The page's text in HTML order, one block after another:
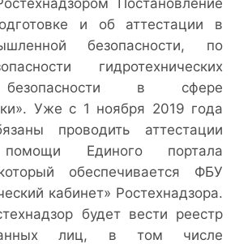
Постановление
и об аттестации в
безопасности, по
гидротехнических
безопасности в сфере
Уже с 1 ноября 2019 года
проводить аттестации
Единого портала
обеспечивается ФБУ
кабинет» Ростехнадзора.
будет вести реестр
лиц, в том числе